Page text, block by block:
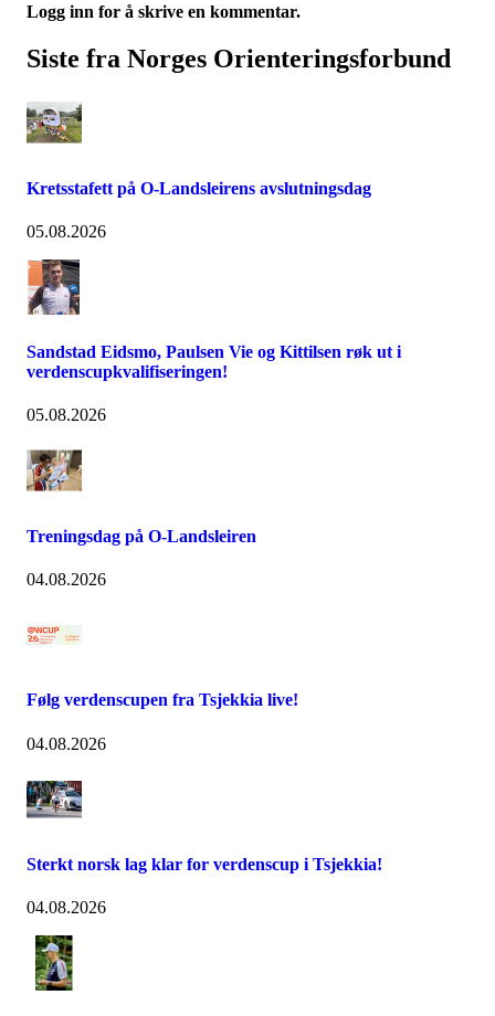
Logg inn for å skrive en kommentar.
Siste fra Norges Orienteringsforbund
Kretsstafett på O-Landsleirens avslutningsdag
05.08.2026
Sandstad Eidsmo, Paulsen Vie og Kittilsen røk ut i
verdenscupkvalifiseringen!
05.08.2026
Treningsdag på O-Landsleiren
04.08.2026
Følg verdenscupen fra Tsjekkia live!
04.08.2026
Sterkt norsk lag klar for verdenscup i Tsjekkia!
04.08.2026